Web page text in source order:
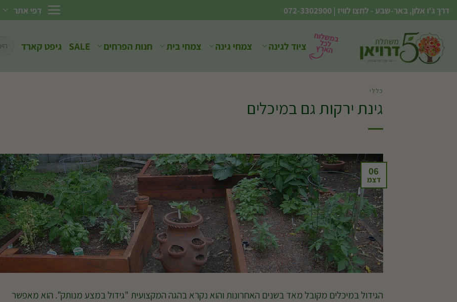
Skip
to
content
דרך ג'ו אלון, באר-שבע - לחצו לוויז |
072-3302900 דפי אתר
ציוד לגינה צמחי גינה צמחי בית חנות הפרחים SALE גיפט קארד
כללי
גינת ירקות גם במיכלים
06
דצמ
הגידול במיכלים מקובל מאד בשנים האחרונות והוא נקרא בהגה המקצועית "גידול במצע מנותק". הוא מאפשר